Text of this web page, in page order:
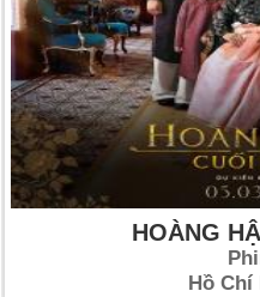
HOÀNG
Hồ Chí